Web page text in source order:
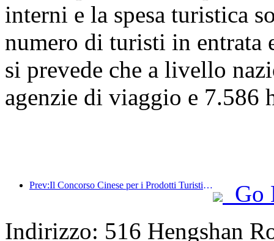
interni e la spesa turistica
numero di turisti in entrata
si prevede che a livello
agenzie di viaggio e 7.586
Prev:Il Concorso Cinese per i Prodotti Turistici si è svolto con successo a Xiangtan, nello Hunan.
Go
Indirizzo: 516 Hengshan